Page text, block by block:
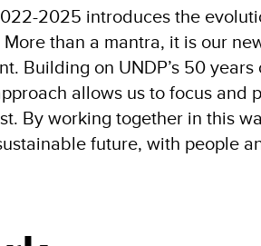
2025 introduces the
than a mantra, it is our
Building on UNDP’s 50 years
allows us to focus and
By working together in this
future, with people